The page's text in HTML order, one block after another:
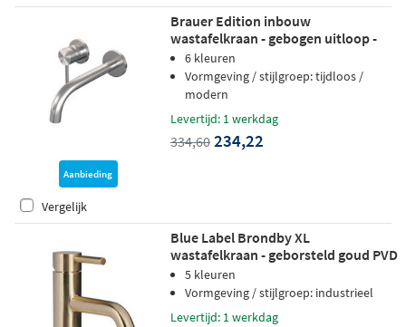
Aanbieding
Brauer Edition inbouw
wastafelkraan - gebogen uitloop -
rozetten - hendel 1 links - geborsteld
RVS PVD
6 kleuren
Vormgeving / stijlgroep: tijdloos /
modern
Levertijd: 1 werkdag
334,60 234,22
Vergelijk
Blue Label Brondby XL
wastafelkraan - geborsteld goud PVD
5 kleuren
Vormgeving / stijlgroep: industrieel
Levertijd: 1 werkdag